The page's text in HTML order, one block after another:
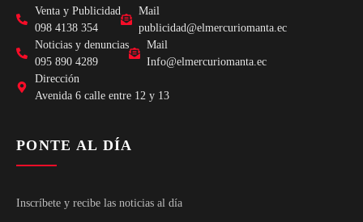
Venta y Publicidad
098 4138 354
Mail
publicidad@elmercuriomanta.ec
Noticias y denuncias
095 890 4289
Mail
Info@elmercuriomanta.ec
Dirección
Avenida 6 calle entre 12 y 13
PONTE AL DÍA
Inscríbete y recibe las noticias al día